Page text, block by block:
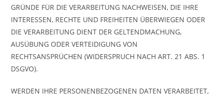
GRÜNDE FÜR DIE VERARBEITUNG NACHWEISEN, DIE IHRE
INTERESSEN, RECHTE UND FREIHEITEN ÜBERWIEGEN ODER
DIE VERARBEITUNG DIENT DER GELTENDMACHUNG,
AUSÜBUNG ODER VERTEIDIGUNG VON
RECHTSANSPRÜCHEN (WIDERSPRUCH NACH ART. 21 ABS. 1
DSGVO).
WERDEN IHRE PERSONENBEZOGENEN DATEN VERARBEITET,